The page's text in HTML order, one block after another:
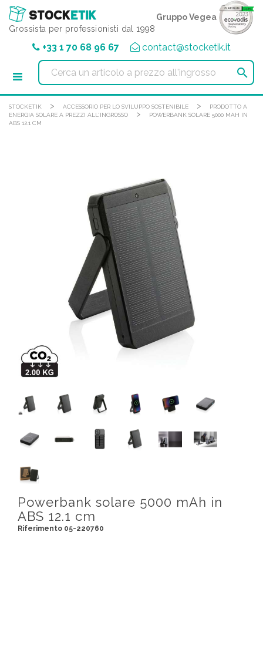
Grossista per professionisti dal 1998
Gruppo Vegea
+33 1 70 68 96 67 contact@stocketik.it

STOCKETIK > ACCESSORIO PER LO SVILUPPO SOSTENIBILE >
PRODOTTO A
ENERGIA SOLARE A PREZZI ALL'INGROSSO
>
POWERBANK SOLARE 5000 MAH IN
ABS 12.1 CM
Powerbank solare 5000 mAh in
ABS 12.1 cm
Riferimento 05-220760
Pannello di gestione dei cookies